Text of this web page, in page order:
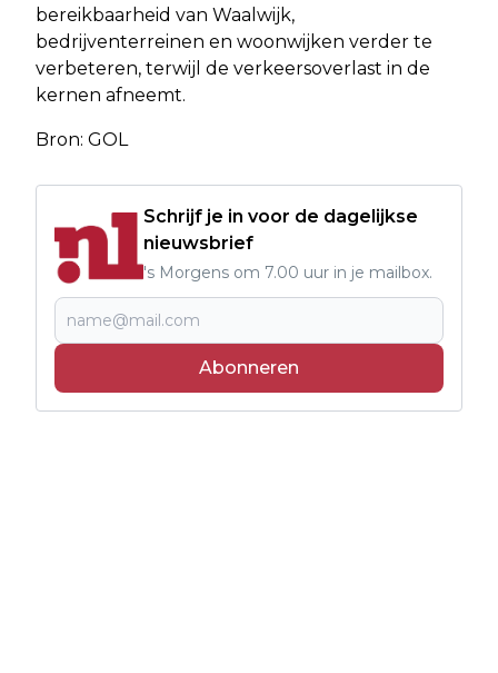
bereikbaarheid van Waalwijk,
bedrijventerreinen en woonwijken verder te
verbeteren, terwijl de verkeersoverlast in de
kernen afneemt.
Bron: GOL
Schrijf je in voor de dagelijkse
nieuwsbrief
's Morgens om 7.00 uur in je mailbox.
Abonneren